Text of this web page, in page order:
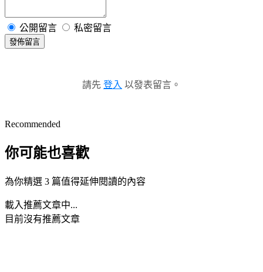
公開留言 私密留言
發佈留言
請先 登入 以發表留言。
Recommended
你可能也喜歡
為你精選 3 篇值得延伸閱讀的內容
載入推薦文章中...
目前沒有推薦文章